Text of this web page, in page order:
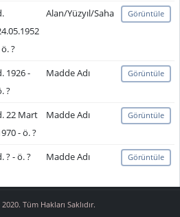
?
Alan/Yüzyıl/Saha Görüntüle
1926 -
?
Madde Adı Görüntüle
22 Mart
- ö. ?
Madde Adı Görüntüle
? - ö. ? Madde Adı Görüntüle
Tüm Hakları Saklıdır.